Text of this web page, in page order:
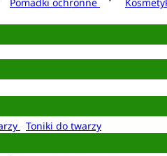
Toniki do twarzy